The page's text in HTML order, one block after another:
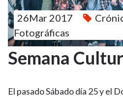
26Mar 2017
Fotográficas
Semana
El pasado Sábado día 25 y el